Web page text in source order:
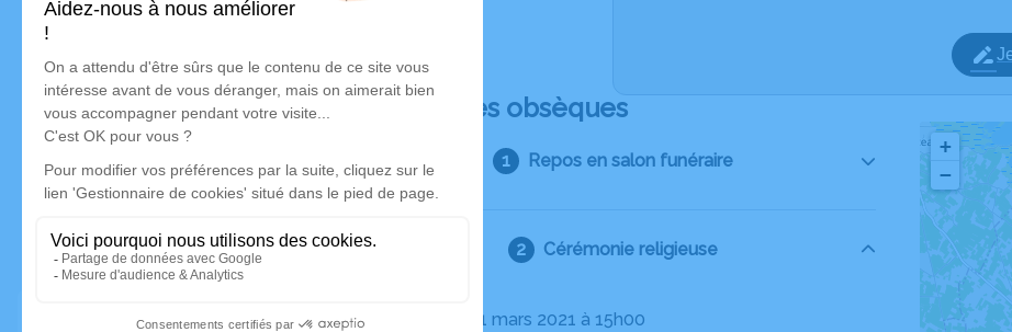
Déroulé des obsèques
Repos en salon funéraire
Cérémonie religieuse
Le jeudi 11 mars 2021 à 15h00
+
−